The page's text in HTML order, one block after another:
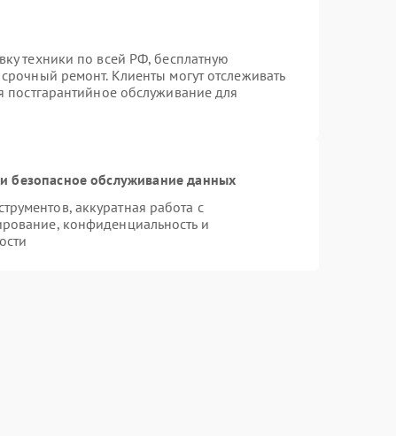
техники по всей РФ, бесплатную
ремонт. Клиенты могут отслеживать
постгарантийное обслуживание для
обслуживание данных
аккуратная работа с
конфиденциальность и